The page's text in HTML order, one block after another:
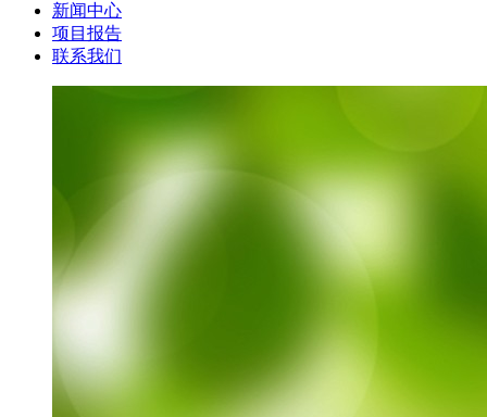
新闻中心
项目报告
联系我们